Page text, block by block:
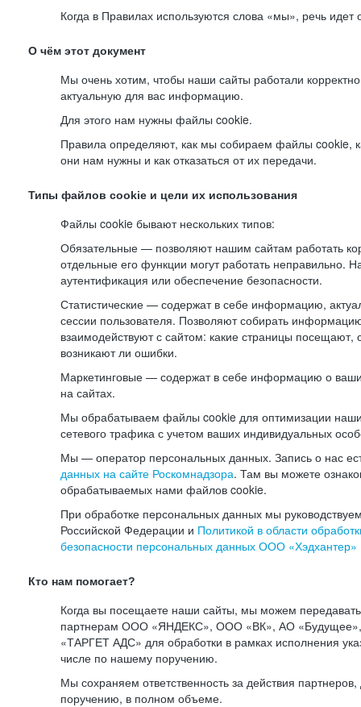
Когда в Правилах используются слова «мы», речь
О чём этот документ
Мы очень хотим, чтобы наши сайты работали
актуальную для вас информацию.
Для этого нам нужны файлы cookie.
Правила определяют, как мы собираем файлы cookie,
они нам нужны и как отказаться от их передачи.
Типы файлов cookie и цели их использования
Файлы cookie бывают нескольких типов:
Обязательные — позволяют нашим сайтам работать
отдельные его функции могут работать неправильно.
аутентификация или обеспечение безопасности.
Статистические — содержат в себе информацию,
сессии пользователя. Позволяют собирать
взаимодействуют с сайтом: какие страницы посещают,
возникают ли ошибки.
Маркетинговые — содержат в себе информацию о
на сайтах.
Мы обрабатываем файлы cookie для оптимизации
сетевого трафика с учетом ваших индивидуальных
Мы — оператор персональных данных. Запись о нас
данных на сайте Роскомнадзора. Там вы можете
обрабатываемых нами файлов cookie.
При обработке персональных данных мы
Российской Федерации и Политикой в области
безопасности персональных данных ООО «Хэдхантер»
Кто нам помогает?
Когда вы посещаете наши сайты, мы можем
партнерам ООО «ЯНДЕКС», ООО «ВК», АО
«ТАРГЕТ АДС» для обработки в рамках исполнения
числе по нашему поручению.
Мы сохраняем ответственность за действия
поручению, в полном объеме.